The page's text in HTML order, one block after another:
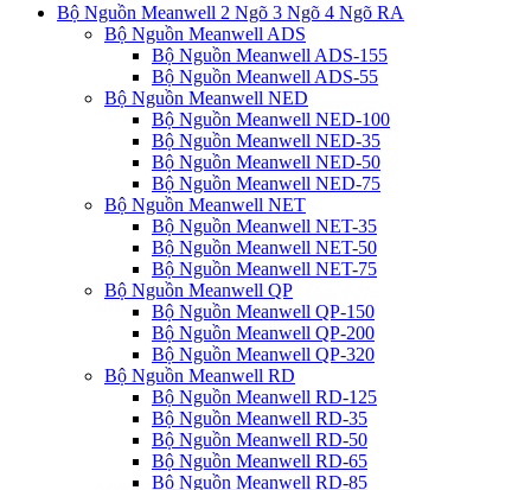
Bộ Nguồn Meanwell 2 Ngõ 3 Ngõ 4 Ngõ RA
Bộ Nguồn Meanwell ADS
Bộ Nguồn Meanwell ADS-155
Bộ Nguồn Meanwell ADS-55
Bộ Nguồn Meanwell NED
Bộ Nguồn Meanwell NED-100
Bộ Nguồn Meanwell NED-35
Bộ Nguồn Meanwell NED-50
Bộ Nguồn Meanwell NED-75
Bộ Nguồn Meanwell NET
Bộ Nguồn Meanwell NET-35
Bộ Nguồn Meanwell NET-50
Bộ Nguồn Meanwell NET-75
Bộ Nguồn Meanwell QP
Bộ Nguồn Meanwell QP-150
Bộ Nguồn Meanwell QP-200
Bộ Nguồn Meanwell QP-320
Bộ Nguồn Meanwell RD
Bộ Nguồn Meanwell RD-125
Bộ Nguồn Meanwell RD-35
Bộ Nguồn Meanwell RD-50
Bộ Nguồn Meanwell RD-65
Bộ Nguồn Meanwell RD-85